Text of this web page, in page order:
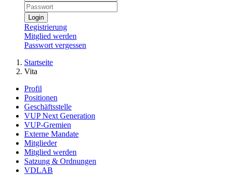
Login
Registrierung
Mitglied werden
Passwort vergessen
Startseite
Vita
Profil
Positionen
Geschäftsstelle
VUP Next Generation
VUP-Gremien
Externe Mandate
Mitglieder
Mitglied werden
Satzung & Ordnungen
VDLAB